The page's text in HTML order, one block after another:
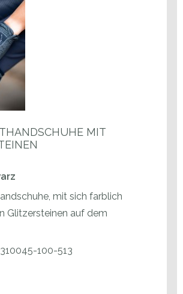
MIT
mit sich farblich
Glitzersteinen auf dem
100-513